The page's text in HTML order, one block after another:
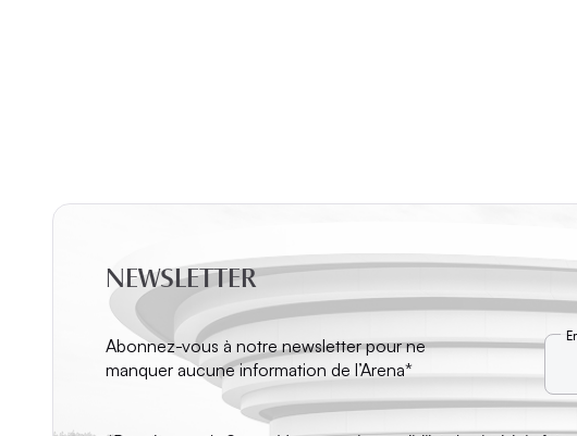
NEWSLETTER
Abonnez-vous à notre newsletter pour ne
manquer aucune information de l’Arena*